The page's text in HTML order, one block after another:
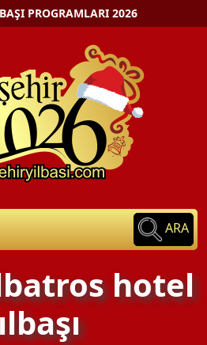
PROGRAMLARI 2026
ARA
hotel